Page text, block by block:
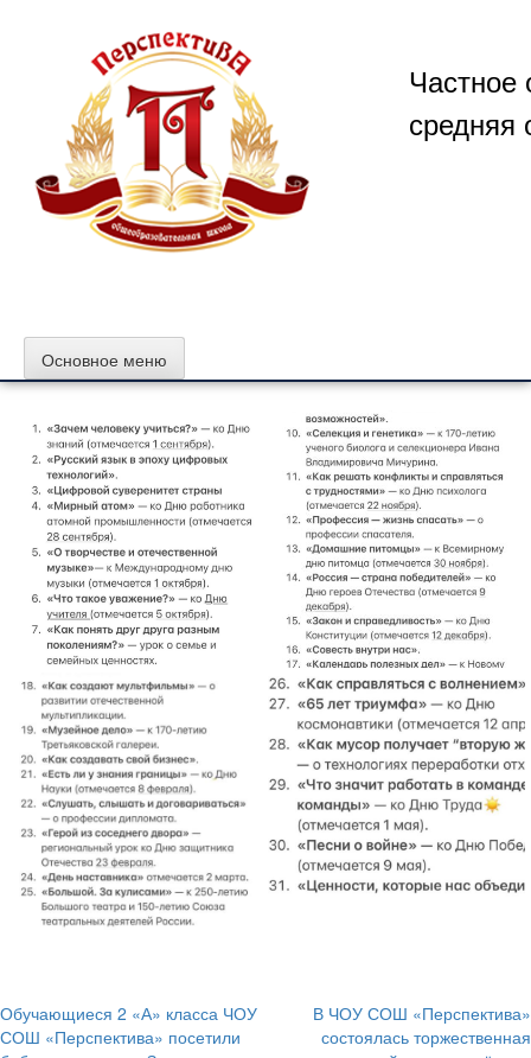
содержимому
Частное
средняя
Основное меню
Навигация
Обучающиеся 2 «А» класса ЧОУ
СОШ «Перспектива» посетили
В ЧОУ СОШ «Перспектива»
состоялась торжественная